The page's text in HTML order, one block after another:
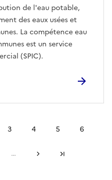
de l'eau potable,
des eaux usées et
La compétence eau
est un service
(SPIC).
Page
3 Page
4 Page
5 Page
6
… SuivantDernière page